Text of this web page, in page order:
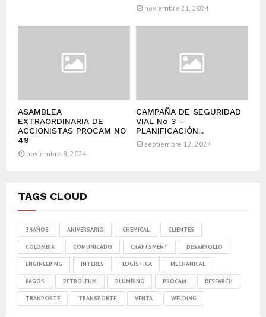
noviembre 21, 2024
ASAMBLEA
EXTRAORDINARIA DE
ACCIONISTAS PROCAM NO
49
noviembre 8, 2024
CAMPAÑA DE SEGURIDAD
VIAL No 3 –
PLANIFICACIÓN...
septiembre 12, 2024
TAGS CLOUD
34AÑOS ANIVERSARIO CHEMICAL CLIENTES
COLOMBIA COMUNICADO CRAFTSMENT DESARROLLO
ENGINEERING INTERES LOGÍSTICA MECHANICAL
PAGOS PETROLEUM PLUMBING PROCAM RESEARCH
TRANPORTE TRANSPORTE VENTA WELDING